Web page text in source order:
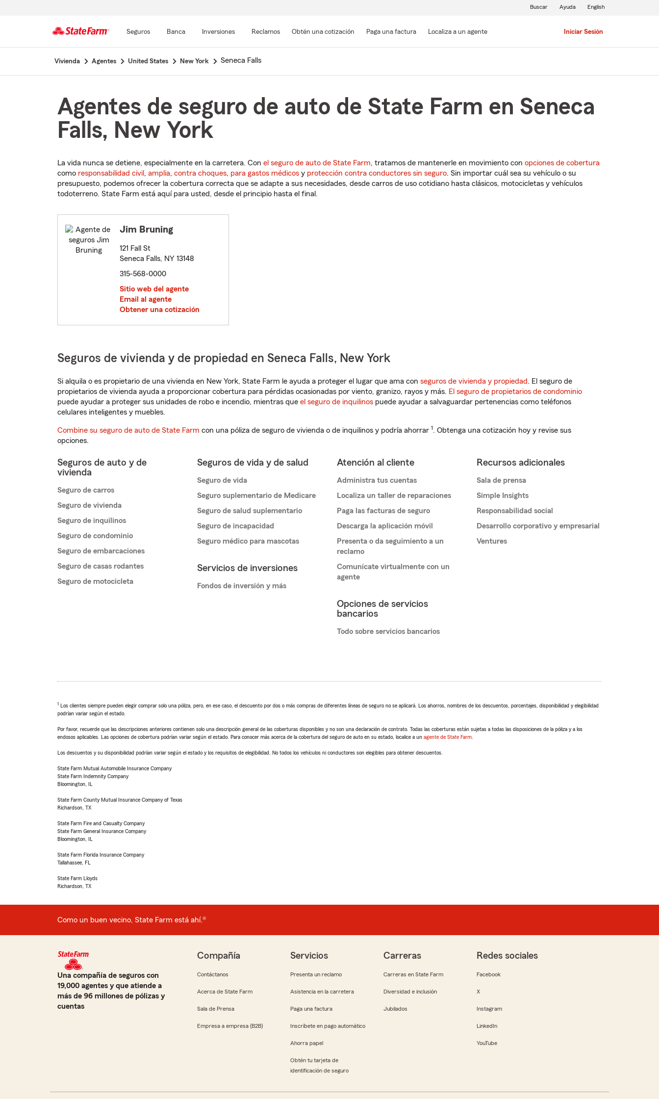
contenido
Seguros Banca Inversiones Reclamos Obtén una cotización Paga una factura Localiza a un agente Iniciar Sesión
Buscar Ayuda English
Vivienda Agentes United States New York Seneca Falls
Agentes de seguro de auto de State Farm en Seneca
Falls, New York
La vida nunca se detiene, especialmente en la carretera. Con el seguro de auto de State Farm, tratamos de mantenerle en movimiento con opciones de cobertura
como responsabilidad civil , amplia, contra choques, para gastos médicos y protección contra conductores sin seguro. Sin importar cuál sea su vehículo o su
presupuesto, podemos ofrecer la cobertura correcta que se adapte a sus necesidades, desde carros de uso cotidiano hasta clásicos, motocicletas y vehículos
todoterreno. State Farm está aquí para usted, desde el principio hasta el final.
Jim Bruning
121 Fall St
Seneca Falls, NY 13148
315-568-0000
Sitio web del agente
Email al agente
Obtener una cotización
Seguros de vivienda y de propiedad en Seneca Falls, New York
Si alquila o es propietario de una vivienda en New York, State Farm le ayuda a proteger el lugar que ama con seguros de vivienda y propiedad. El seguro de
propietarios de vivienda ayuda a proporcionar cobertura para pérdidas ocasionadas por viento, granizo, rayos y más. El seguro de propietarios de condominio
puede ayudar a proteger sus unidades de robo e incendio, mientras que el seguro de inquilinos puede ayudar a salvaguardar pertenencias como teléfonos
celulares inteligentes y muebles.
Combine su seguro de auto de State Farm con una póliza de seguro de vivienda o de inquilinos y podría ahorrar 1. Obtenga una cotización hoy y revise sus
opciones.
Seguros de auto y de
vivienda
Seguro de carros
Seguro de vivienda
Seguro de inquilinos
Seguro de condominio
Seguro de embarcaciones
Seguro de casas rodantes
Seguro de motocicleta
Seguros de vida y de salud
Seguro de vida
Seguro suplementario de Medicare
Seguro de salud suplementario
Seguro de incapacidad
Seguro médico para mascotas
Servicios de inversiones
Fondos de inversión y más
Atención al cliente
Administra tus cuentas
Localiza un taller de reparaciones
Paga las facturas de seguro
Descarga la aplicación móvil
Presenta o da seguimiento a un
reclamo
Comunícate virtualmente con un
agente
Opciones de servicios
bancarios
Todo sobre servicios bancarios
Recursos adicionales
Sala de prensa
Simple Insights
Responsabilidad social
Desarrollo corporativo y empresarial
Ventures
1 Los clientes siempre pueden elegir comprar solo una póliza, pero, en ese caso, el descuento por dos o más compras de diferentes líneas de seguro no se aplicará. Los ahorros, nombres de los descuentos, porcentajes, disponibilidad y elegibilidad
podrían variar según el estado.
Por favor, recuerde que las descripciones anteriores contienen solo una descripción general de las coberturas disponibles y no son una declaración de contrato. Todas las coberturas están sujetas a todas las disposiciones de la póliza y a los
endosos aplicables. Las opciones de cobertura podrían variar según el estado. Para conocer más acerca de la cobertura del seguro de auto en su estado, localice a un agente de State Farm
Los descuentos y su disponibilidad podrían variar según el estado y los requisitos de elegibilidad. No todos los vehículos ni conductores son elegibles para obtener descuentos.
State Farm Mutual Automobile Insurance Company
State Farm Indemnity Company
Bloomington, IL
State Farm County Mutual Insurance Company of Texas
Richardson, TX
State Farm Fire and Casualty Company
State Farm General Insurance Company
Bloomington, IL
State Farm Florida Insurance Company
Tallahassee, FL
State Farm Lloyds
Richardson, TX
Como un buen vecino, State Farm está ahí.®
Una compañía de seguros con
19,000 agentes y que atiende a
más de 96 millones de pólizas y
cuentas
Compañía
Contáctanos
Acerca de State Farm
Sala de Prensa
Empresa a empresa (B2B)
Servicios
Presenta un reclamo
Asistencia en la carretera
Paga una factura
Inscríbete en pago automático
Ahorra papel
Obtén tu tarjeta de
identificación de seguro
Carreras
Carreras en State Farm
Diversidad e inclusión
Jubilados
Redes sociales
Facebook
X
Instagram
LinkedIn
YouTube